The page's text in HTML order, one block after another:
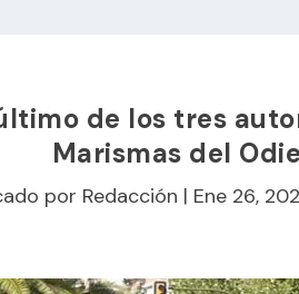
de los tres
Marismas del
por Redacción | Ene 26,